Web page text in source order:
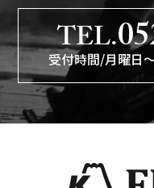
TEL.
受付時間/月曜日